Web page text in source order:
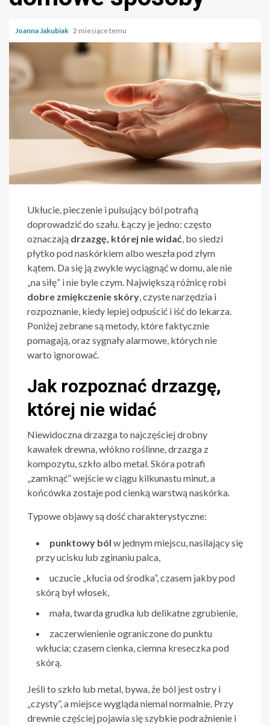
Joanna Jakubiak 2 miesiące temu
Ukłucie, pieczenie i pulsujący ból potrafią
doprowadzić do szału. Łączy je jedno: często
oznaczają drzazgę, której nie widać, bo siedzi
płytko pod naskórkiem albo weszła pod złym
kątem. Da się ją zwykle wyciągnąć w domu, ale nie
„na siłę” i nie byle czym. Największą różnicę robi
dobre zmiękczenie skóry, czyste narzędzia i
rozpoznanie, kiedy lepiej odpuścić i iść do lekarza.
Poniżej zebrane są metody, które faktycznie
pomagają, oraz sygnały alarmowe, których nie
warto ignorować.
Jak rozpoznać drzazgę,
której nie widać
Niewidoczna drzazga to najczęściej drobny
kawałek drewna, włókno roślinne, drzazga z
kompozytu, szkło albo metal. Skóra potrafi
„zamknąć” wejście w ciągu kilkunastu minut, a
końcówka zostaje pod cienką warstwą naskórka.
Typowe objawy są dość charakterystyczne:
punktowy ból w jednym miejscu, nasilający się
przy ucisku lub zginaniu palca,
uczucie „kłucia od środka”, czasem jakby pod
skórą był włosek,
mała, twarda grudka lub delikatne zgrubienie,
zaczerwienienie ograniczone do punktu
wkłucia; czasem cienka, ciemna kreseczka pod
skórą.
Jeśli to szkło lub metal, bywa, że ból jest ostry i
„czysty”, a miejsce wygląda niemal normalnie. Przy
drewnie częściej pojawia się szybkie podrażnienie i